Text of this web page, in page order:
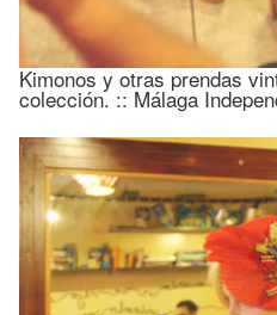
Kimonos y otras prendas
colección. :: Málaga